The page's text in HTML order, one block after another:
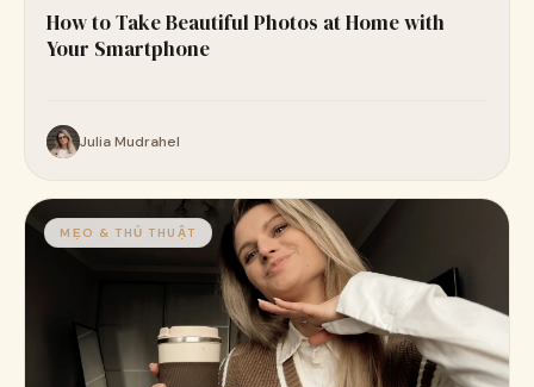
How to Take Beautiful Photos at Home with
Your Smartphone
Julia Mudrahel
MẸO & THỦ THUẬT